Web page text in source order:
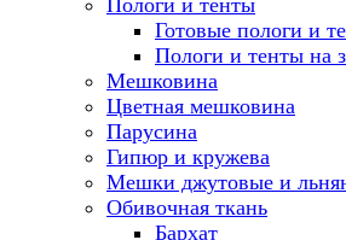
Пологи и тенты
Готовые пологи и
Пологи и тенты на
Мешковина
Цветная мешковина
Парусина
Гипюр и кружева
Мешки джутовые и
Обивочная ткань
Бархат